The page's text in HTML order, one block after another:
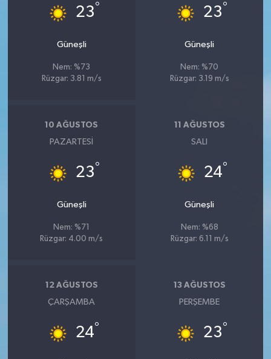
23°
Güneşli
Nem: %73
Rüzgar: 3.81 m/s
23°
Güneşli
Nem: %70
Rüzgar: 3.19 m/s
10 AĞUSTOS
PAZARTESI
23°
Güneşli
Nem: %71
Rüzgar: 4.00 m/s
11 AĞUSTOS
SALI
24°
Güneşli
Nem: %68
Rüzgar: 6.11 m/s
12 AĞUSTOS
ÇARŞAMBA
24°
13 AĞUSTOS
PERŞEMBE
23°